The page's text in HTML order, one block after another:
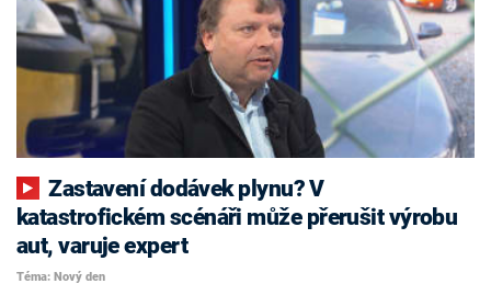
Zastavení dodávek plynu? V
katastrofickém scénáři může přerušit výrobu
aut, varuje expert
Téma: Nový den